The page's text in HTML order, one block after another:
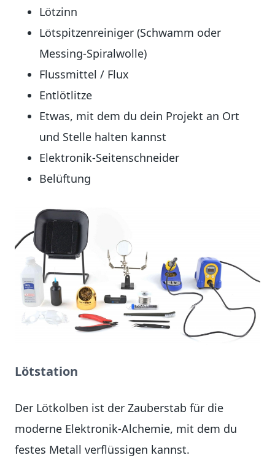
Lötzinn
Lötspitzenreiniger (Schwamm oder
Messing-Spiralwolle)
Flussmittel / Flux
Entlötlitze
Etwas, mit dem du dein Projekt an Ort
und Stelle halten kannst
Elektronik-Seitenschneider
Belüftung
Lötstation
Der Lötkolben ist der Zauberstab für die
moderne Elektronik-Alchemie, mit dem du
festes Metall verflüssigen kannst.